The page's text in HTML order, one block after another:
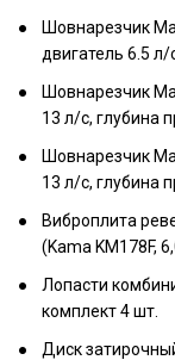
Шовнарезчик
двигатель 6.5 л/
Шовнарезчик
13 л/с, глубина
Шовнарезчик
13 л/с, глубина
Виброплита
(Kama KM178F,
Лопасти
комплект 4 шт.
Диск